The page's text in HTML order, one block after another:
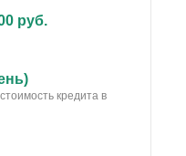
руб.
кредита в